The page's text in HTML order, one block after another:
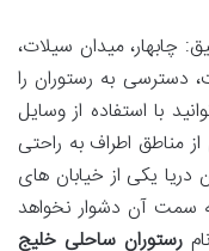
چابهار، میدان سیلات،
دسترسی به رستوران را
با استفاده از وسایل
مناطق اطراف به راحتی
دریا یکی از خیابان های
سمت آن دشوار نخواهد
رستوران ساحلی خلیج